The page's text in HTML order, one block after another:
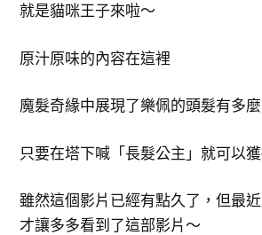
就是貓咪王子來啦～
原汁原味的內容在這裡
魔髮奇緣中展現了樂佩的頭髮有多
只要在塔下喊「長髮公主」就可以
雖然這個影片已經有點久了，但最
才讓多多看到了這部影片～